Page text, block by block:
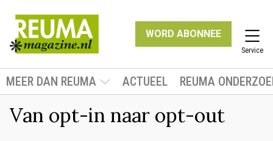
WORD ABONNEE
Service
MEER DAN REUMA ACTUEEL REUMA
Van opt-in naar opt-out